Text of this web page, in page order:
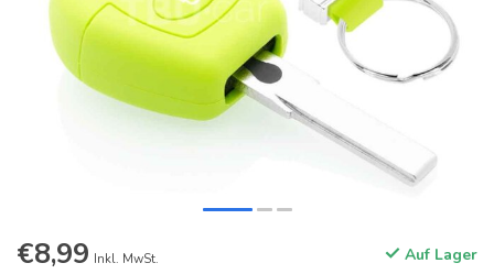
€8,99 Inkl. MwSt. Auf Lager